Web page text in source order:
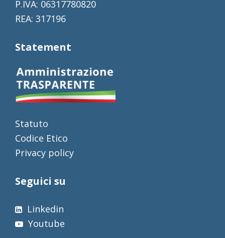
P.IVA: 06317780820
REA: 317196
Statement
Statuto
Codice Etico
Privacy policy
Seguici su
Linkedin
Youtube